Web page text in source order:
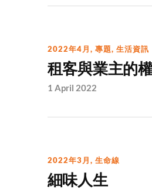
2022年4月, 專題, 生活資訊
租客與業主的
1 April 2022
2022年3月, 生命線
細味人生